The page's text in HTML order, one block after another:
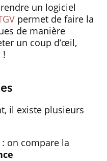
un logiciel
permet de faire la
de manière
un coup d’œil,
!
il existe plusieurs
: on compare la